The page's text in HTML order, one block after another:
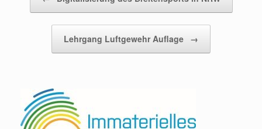
Lehrgang Luftgewehr Auflage →